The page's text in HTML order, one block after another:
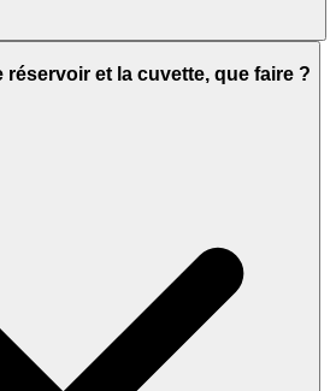
réservoir et la cuvette, que faire ?